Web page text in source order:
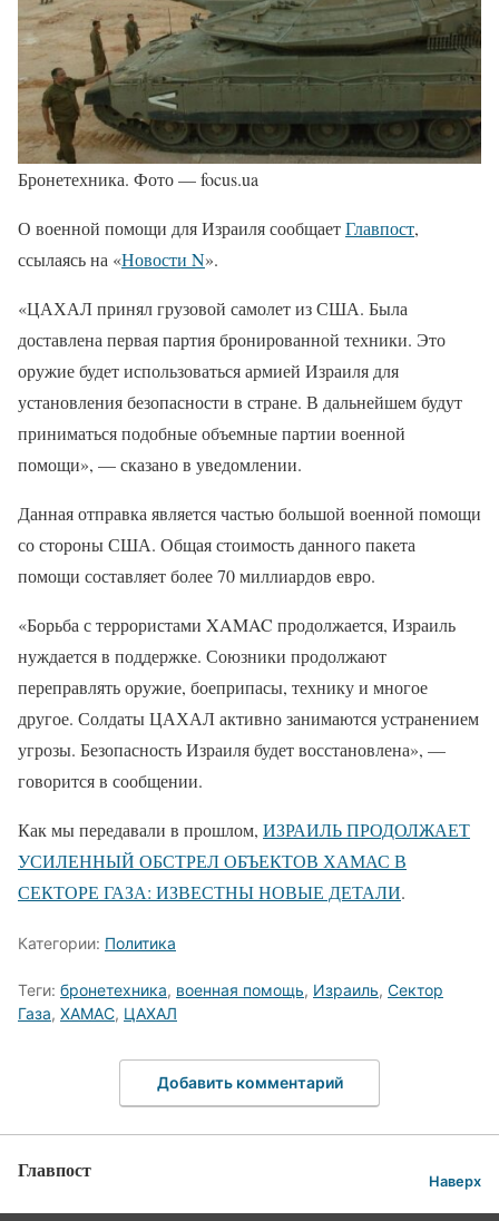
Бронетехника. Фото — focus.ua
О военной помощи для Израиля сообщаетГлавпост,
ссылаясь на «Новости N».
«ЦАХАЛ принял грузовой самолет из США. Была
доставлена первая партия бронированной техники. Это
оружие будет использоваться армией Израиля для
установления безопасности в стране. В дальнейшем будут
приниматься подобные объемные партии военной
помощи», — сказано в уведомлении.
Данная отправка является частью большой военной помощи
со стороны США. Общая стоимость данного пакета
помощи составляет более 70 миллиардов евро.
«Борьба с террористами XAMAC продолжается, Израиль
нуждается в поддержке. Союзники продолжают
переправлять оружие, боеприпасы, технику и многое
другое. Солдаты ЦАХАЛ активно занимаются устранением
угрозы. Безопасность Израиля будет восстановлена», —
говорится в сообщении.
Как мы передавали в прошлом, ИЗРАИЛЬ ПРОДОЛЖАЕТ
УСИЛЕННЫЙ ОБСТРЕЛ ОБЪЕКТОВ ХАМАС В
СЕКТОРЕ ГАЗА: ИЗВЕСТНЫ НОВЫЕ ДЕТАЛИ.
Категории: Политика
Теги: бронетехника, военная помощь, Израиль, Сектор
Газа, ХАМАС, ЦАХАЛ
Добавить комментарий
Главпост Наверх